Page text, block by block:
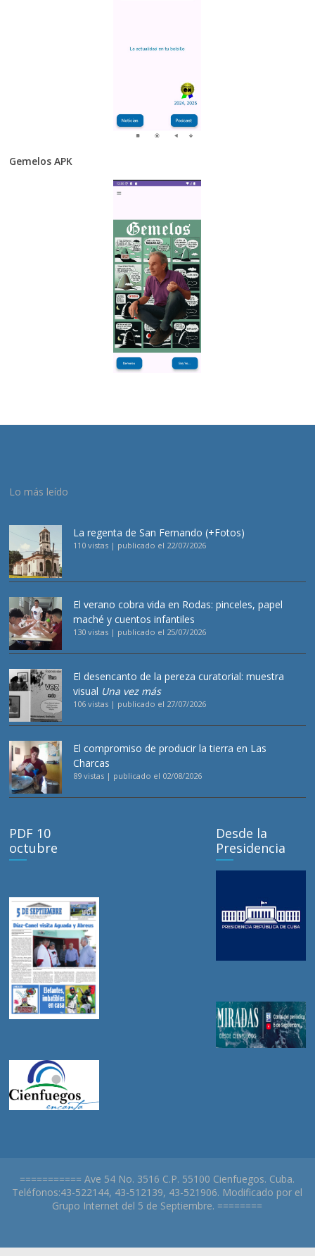
Gemelos APK
Lo más leído
La regenta de San Fernando (+Fotos)
110 vistas | publicado el 22/07/2026
El verano cobra vida en Rodas: pinceles, papel
maché y cuentos infantiles
130 vistas | publicado el 25/07/2026
El desencanto de la pereza curatorial: muestra
visual Una vez más
106 vistas | publicado el 27/07/2026
El compromiso de producir la tierra en Las
Charcas
89 vistas | publicado el 02/08/2026
PDF 10
octubre
Desde la
Presidencia
=========== Ave 54 No. 3516 C.P. 55100 Cienfuegos. Cuba.
Teléfonos:43-522144, 43-512139, 43-521906. Modificado por el
Grupo Internet del 5 de Septiembre. ========